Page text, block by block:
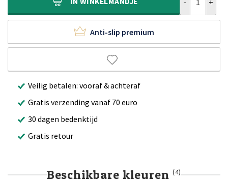
Anti-slip premium
Veilig betalen: vooraf & achteraf
Gratis verzending vanaf 70 euro
30 dagen bedenktijd
Gratis retour
Beschikbare kleuren (4)